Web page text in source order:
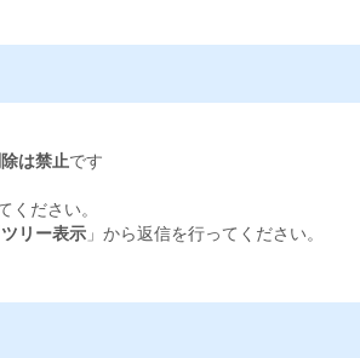
は禁止です
ください。
ツリー表示 」から返信を行ってください。